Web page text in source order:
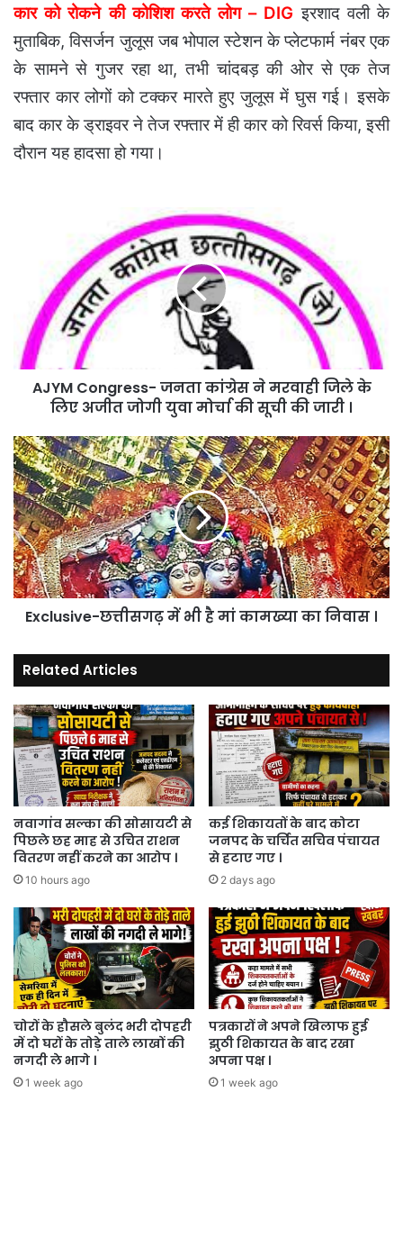
कार को रोकने की कोशिश करते लोग – DIG इरशाद वली के
मुताबिक, विसर्जन जुलूस जब भोपाल स्टेशन के प्लेटफार्म नंबर एक
के सामने से गुजर रहा था, तभी चांदबड़ की ओर से एक तेज
रफ्तार कार लोगों को टक्कर मारते हुए जुलूस में घुस गई। इसके
बाद कार के ड्राइवर ने तेज रफ्तार में ही कार को रिवर्स किया, इसी
दौरान यह हादसा हो गया।
Congress-
मरवाही
जिले
लिए
अजीत
मोर्चा
की
सूची
की
जारी
।
AJYM Congress- जनता कांग्रेस ने मरवाही जिले के
लिए अजीत जोगी युवा मोर्चा की सूची की जारी ।
Exclusive-
छत्तीसगढ़
में
भी
है
मां
कामख्या
का
निवास
Exclusive-छत्तीसगढ़ में भी है मां कामख्या का निवास ।
Related Articles
नवागांव सल्का की सोसायटी से
पिछले छह माह से उचित राशन
वितरण नहीं करने का आरोप ।
10 hours ago
कई शिकायतों के बाद कोटा
जनपद के चर्चित सचिव पंचायत
से हटाए गए ।
2 days ago
चोरों के हौसले बुलंद भरी दोपहरी
में दो घरों के तोड़े ताले लाखों की
नगदी ले भागे ।
1 week ago
पत्रकारों ने अपने खिलाफ हुई
झुठी शिकायत के बाद रखा
अपना पक्ष ।
1 week ago